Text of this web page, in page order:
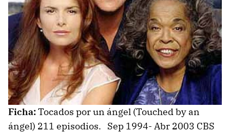
Ficha:Tocados por un ángel (Touched by an
ángel) 211 episodios. Sep 1994- Abr 2003 CBS